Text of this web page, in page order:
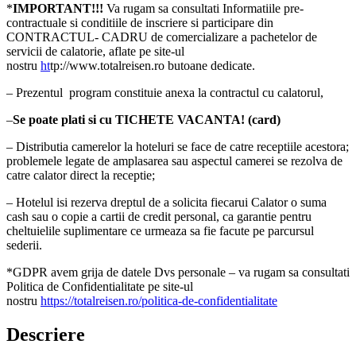
*IMPORTANT!!! Va rugam sa consultati Informatiile pre-
contractuale si conditiile de inscriere si participare din
CONTRACTUL- CADRU de comercializare a pachetelor de
servicii de calatorie, aflate pe site-ul
nostru http://www.totalreisen.ro butoane dedicate.
– Prezentul program constituie anexa la contractul cu calatorul,
–Se poate plati si cu TICHETE VACANTA! (card)
– Distributia camerelor la hoteluri se face de catre receptiile acestora;
problemele legate de amplasarea sau aspectul camerei se rezolva de
catre calator direct la receptie;
– Hotelul isi rezerva dreptul de a solicita fiecarui Calator o suma
cash sau o copie a cartii de credit personal, ca garantie pentru
cheltuielile suplimentare ce urmeaza sa fie facute pe parcursul
sederii.
*GDPR avem grija de datele Dvs personale – va rugam sa consultati
Politica de Confidentialitate pe site-ul
nostru https://totalreisen.ro/politica-de-confidentialitate
Descriere